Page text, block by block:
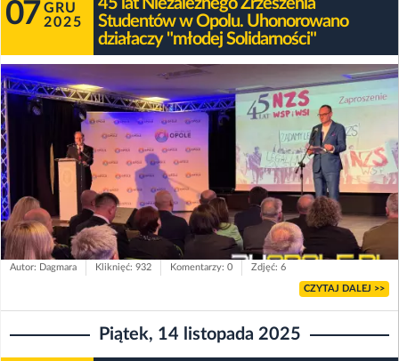
07 GRU
2025
45 lat Niezależnego Zrzeszenia
Studentów w Opolu. Uhonorowano
działaczy "młodej Solidarności"
Autor: Dagmara Kliknięć: 932 Komentarzy: 0 Zdjęć: 6
CZYTAJ DALEJ >>
Piątek, 14 listopada 2025